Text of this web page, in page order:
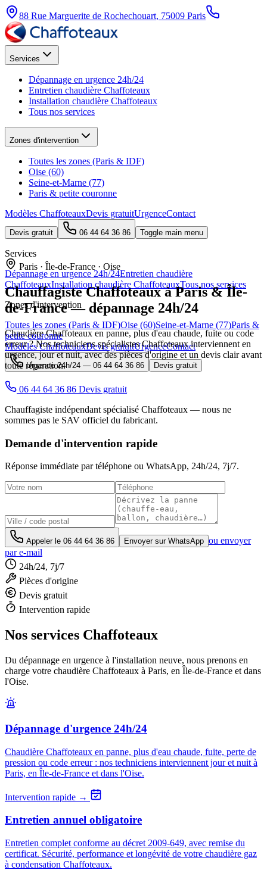
88 Rue Marguerite de Rochechouart, 75009 Paris
Services
Dépannage en urgence 24h/24
Entretien chaudière Chaffoteaux
Installation chaudière Chaffoteaux
Tous nos services
Zones d'intervention
Toutes les zones (Paris & IDF)
Oise (60)
Seine-et-Marne (77)
Paris & petite couronne
Modèles ChaffoteauxDevis gratuitUrgenceContact
Devis gratuit 06 44 64 36 86 Toggle main menu
Services
Dépannage en urgence 24h/24Entretien chaudière
ChaffoteauxInstallation chaudière ChaffoteauxTous nos services
Zones d'intervention
Toutes les zones (Paris & IDF)Oise (60)Seine-et-Marne (77)Paris &
petite couronne
Modèles ChaffoteauxDevis gratuitUrgenceContact
Urgence 24h/24 — 06 44 64 36 86 Devis gratuit
Paris · Île-de-France · Oise
ChauffagisteChaffoteauxà Paris & Île-
de-France — dépannage 24h/24
Chaudière Chaffoteaux en panne, plus d'eau chaude, fuite ou code
erreur ? Nos techniciens spécialistes Chaffoteaux interviennent en
urgence, jour et nuit, avec des pièces d'origine et un devis clair avant
toute réparation.
06 44 64 36 86 Devis gratuit
Chauffagiste indépendant spécialisé Chaffoteaux — nous ne
sommes pas le SAV officiel du fabricant.
Demande d'intervention rapide
Réponse immédiate par téléphone ou WhatsApp, 24h/24, 7j/7.
Appeler le 06 44 64 36 86 Envoyer sur WhatsApp ou envoyer
par e-mail
24h/24, 7j/7
Pièces d'origine
Devis gratuit
Intervention rapide
Nos services Chaffoteaux
Du dépannage en urgence à l'installation neuve, nous prenons en
charge votre chaudière Chaffoteaux à Paris, en Île-de-France et dans
l'Oise.
Dépannage d'urgence 24h/24
Chaudière Chaffoteaux en panne, plus d'eau chaude, fuite, perte de
pression ou code erreur : nos techniciens interviennent jour et nuit à
Paris, en Île-de-France et dans l'Oise.
Intervention rapide →
Entretien annuel obligatoire
Entretien complet conforme au décret 2009-649, avec remise du
certificat. Sécurité, performance et longévité de votre chaudière gaz
à condensation Chaffoteaux.